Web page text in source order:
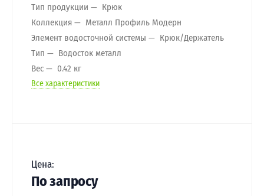
Тип продукции
Крюк
Коллекция
Металл Профиль Модерн
Элемент водосточной системы
Крюк/Держатель
Тип
Водосток металл
Вес
0.42 кг
Все характеристики
Цена:
По запросу